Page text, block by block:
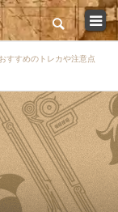
検索
すすめのトレカや注意点